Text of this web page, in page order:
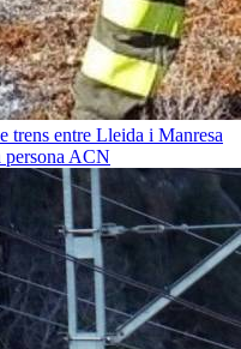
trens entre Lleida i Manresa
ACN